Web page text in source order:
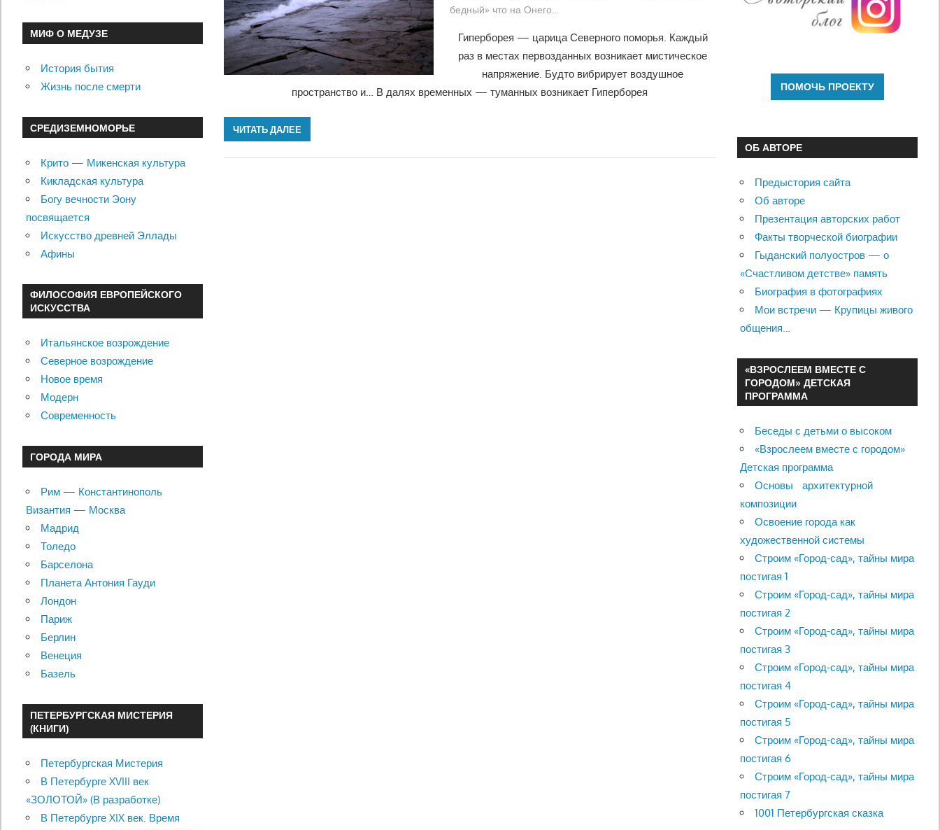
бедный» что на Онего…
Гиперборея — царица Северного поморья. Каждый
раз в местах первозданных возникает мистическое
напряжение. Будто вибрирует воздушное
пространство и… В далях временных — туманных возникает Гиперборея
ЧИТАТЬ ДАЛЕЕ
МИФ О МЕДУЗЕ
История бытия
Жизнь после смерти
СРЕДИЗЕМНОМОРЬЕ
Крито — Микенская культура
Кикладская культура
Богу вечности Эону
посвящается
Искусство древней Эллады
Афины
ФИЛОСОФИЯ ЕВРОПЕЙСКОГО
ИСКУССТВА
Итальянское возрождение
Северное возрождение
Новое время
Модерн
Современность
ГОРОДА МИРА
Рим — Константинополь
Византия — Москва
Мадрид
Толедо
Барселона
Планета Антония Гауди
Лондон
Париж
Берлин
Венеция
Базель
ПЕТЕРБУРГСКАЯ МИСТЕРИЯ
(КНИГИ)
Петербургская Мистерия
В Петербурге XVIII век
«ЗОЛОТОЙ» (В разработке)
В Петербурге XIX век. Время
ОБ АВТОРЕ
Предыстория сайта
Об авторе
Презентация авторских работ
Факты творческой биографии
Гыданский полуостров — о
«Счастливом детстве» память
Биография в фотографиях
Мои встречи — Крупицы живого
общения…
«ВЗРОСЛЕЕМ ВМЕСТЕ С
ГОРОДОМ» ДЕТСКАЯ
ПРОГРАММА
Беседы с детьми о высоком
«Взрослеем вместе с городом»
Детская программа
Основы архитектурной
композиции
Освоение города как
художественной системы
Строим «Город-сад», тайны мира
постигая 1
Строим «Город-сад», тайны мира
постигая 2
Строим «Город-сад», тайны мира
постигая 3
Строим «Город-сад», тайны мира
постигая 4
Строим «Город-сад», тайны мира
постигая 5
Строим «Город-сад», тайны мира
постигая 6
Строим «Город-сад», тайны мира
постигая 7
1001 Петербургская сказка